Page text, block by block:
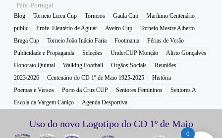
País: Portugal
Blog Torneio Liceu Cup Torneios Gaula Cup
Marítimo Centenário
public
Profe. Eleutério de Aguiar Aveiro Cup
Torneio Mestre Alberto
Braga Cup
Torneio João Inácio Faria Footmania
Férias de Verão
Publicidade e Propaganda
Seleções UnderCUP Monção
Alirio Gonçalves
Honorato Quintal
Walking Football Orgãos Sociais
Reuniões
2023/2026
Centenário do CD 1º de Maio 1925-2025
História
Poemas e Versos
Porto da Cruz CUP Seniores Femininos
Seniores A
Escola da Vargem Caniço
Agenda Desportiva
Uso do novo Logotipo do CD 1º de Maio
0